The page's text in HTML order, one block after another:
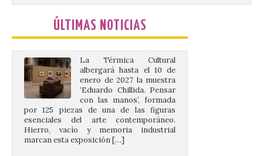
ÚLTIMAS NOTICIAS
albergará hasta el 10 de
enero de 2027 la muestra
‘Eduardo Chillida. Pensar
con las manos’, formada
esenciales del arte contemporáneo.
Hierro, vacío y memoria industrial
marcan esta exposición […]
Protección Civil activa la
fase de Preemergencia en
Situación Operativa 1 del